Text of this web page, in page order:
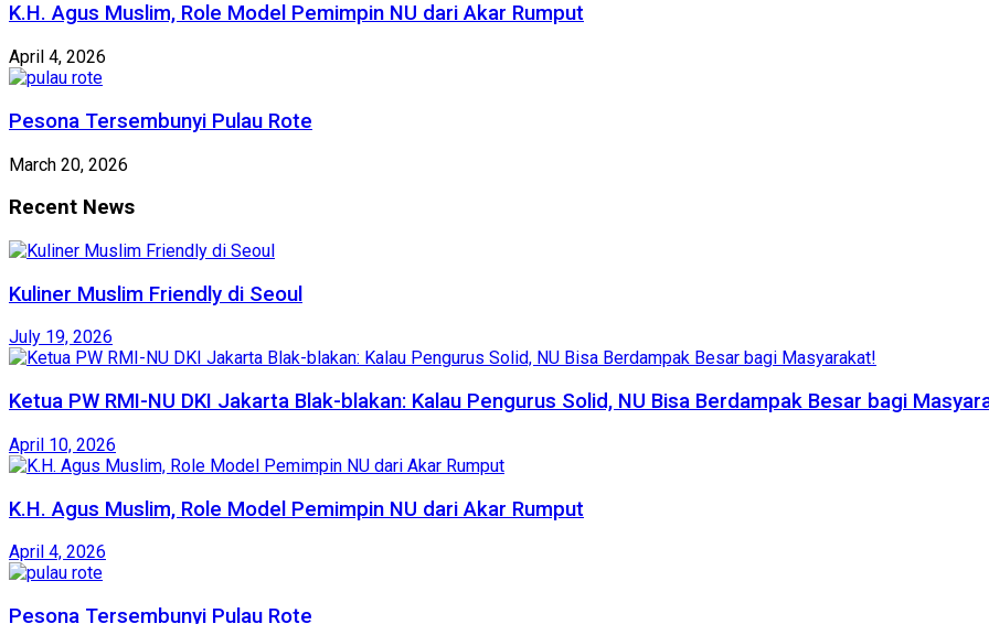
K.H. Agus Muslim, Role Model Pemimpin NU dari Akar Rumput
April 4, 2026
Pesona Tersembunyi Pulau Rote
March 20, 2026
Recent News
Kuliner Muslim Friendly di Seoul
July 19, 2026
Ketua PW RMI-NU DKI Jakarta Blak-blakan: Kalau Pengurus Solid, NU Bisa Berdampak Besar bagi
April 10, 2026
K.H. Agus Muslim, Role Model Pemimpin NU dari Akar Rumput
April 4, 2026
Pesona Tersembunyi Pulau Rote